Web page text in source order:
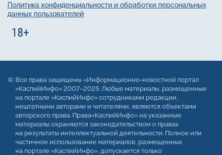
Политика конфиденциальности и обработки персональных
данных пользователей
Все права защищены «Информационно-новостной портал
«КаспийИнфо» 2007–2025. Любые материалы, размещенные
на портале «КаспийИнфо» сотрудниками редакции,
нештатными авторами и читателями, являются объектами
авторского права. Права«КаспийИнфо» на указанные
материалы охраняются законодательством о правах
на результаты интеллектуальной деятельности. Полное или
частичное использование материалов, размещенных
на портале «КаспийИнфо», допускается только